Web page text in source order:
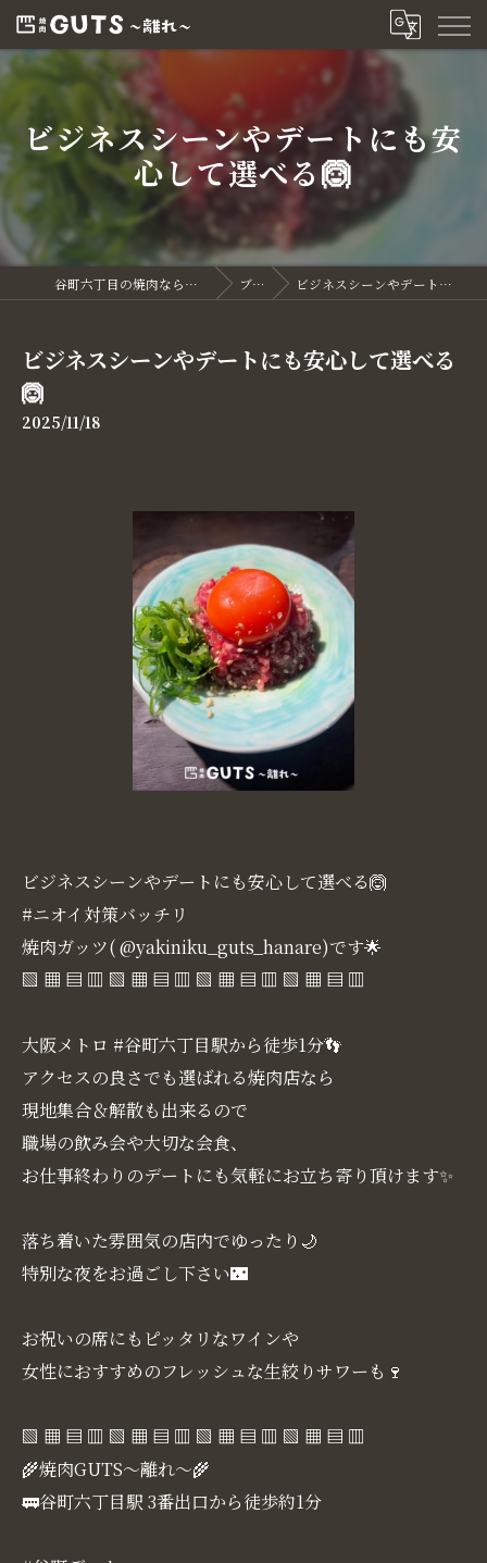
ビジネスシーンやデートにも安
心して選べる🙆
谷町六丁目の焼肉なら焼肉GUTS～離れ～ ブログ ビジネスシーンやデートにも安心して選べる🙆
ビジネスシーンやデートにも安心して選べる
🙆
2025/11/18
ビジネスシーンやデートにも安心して選べる🙆
#ニオイ対策バッチリ
焼肉ガッツ( @yakiniku_guts_hanare)です🌟
▧ ▦ ▤ ▥ ▧ ▦ ▤ ▥ ▧ ▦ ▤ ▥ ▧ ▦ ▤ ▥
大阪メトロ #谷町六丁目駅から徒歩1分👣
アクセスの良さでも選ばれる焼肉店なら
現地集合＆解散も出来るので
職場の飲み会や大切な会食、
お仕事終わりのデートにも気軽にお立ち寄り頂けます✨
落ち着いた雰囲気の店内でゆったり🌙
特別な夜をお過ごし下さい🌃
お祝いの席にもピッタリなワインや
女性におすすめのフレッシュな生絞りサワーも🍷
▧ ▦ ▤ ▥ ▧ ▦ ▤ ▥ ▧ ▦ ▤ ▥ ▧ ▦ ▤ ▥
🌾焼肉GUTS～離れ～🌾
🚃谷町六丁目駅 3番出口から徒歩約1分